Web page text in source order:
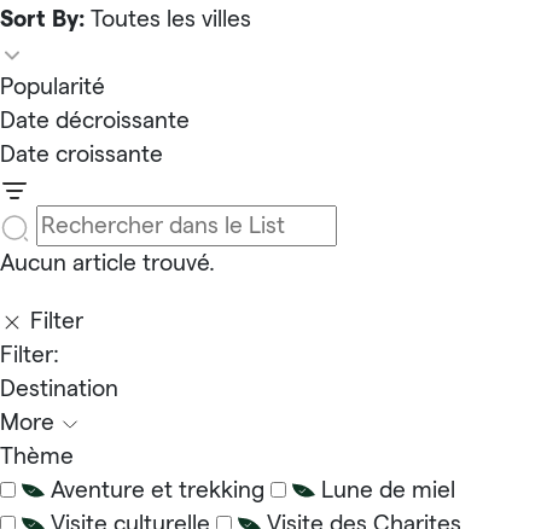
Sort By: Toutes les villes
Popularité
Date décroissante
Date croissante
Aucun article trouvé.
Filter
Filter:
Destination
More
Thème
Aventure et trekking
Lune de miel
Visite culturelle
Visite des Charites